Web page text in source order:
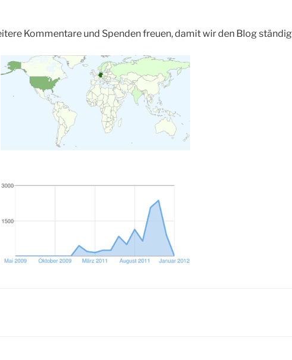
Kommentare und Spenden freuen, damit wir den Blog ständig